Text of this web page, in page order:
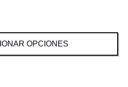
OPCIONES